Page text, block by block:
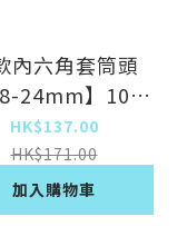
內六角套筒頭
8-24mm】10件
套）
HK$137.00
HK$171.00
加入購物車